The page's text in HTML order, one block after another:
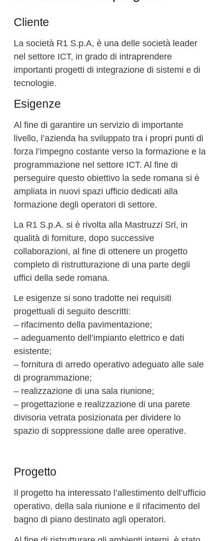
Cliente
La società R1 S.p.A, è una delle società leader
nel settore ICT, in grado di intraprendere
importanti progetti di integrazione di sistemi e di
tecnologie.
Esigenze
Al fine di garantire un servizio di importante
livello, l’azienda ha sviluppato tra i propri punti di
forza l’impegno costante verso la formazione e la
programmazione nel settore ICT. Al fine di
perseguire questo obiettivo la sede romana si è
ampliata in nuovi spazi ufficio dedicati alla
formazione degli operatori di settore.
La R1 S.p.A. si è rivolta alla Mastruzzi Srl, in
qualità di forniture, dopo successive
collaborazioni, al fine di ottenere un progetto
completo di ristrutturazione di una parte degli
uffici della sede romana.
Le esigenze si sono tradotte nei requisiti
progettuali di seguito descritti:
– rifacimento della pavimentazione;
– adeguamento dell’impianto elettrico e dati
esistente;
– fornitura di arredo operativo adeguato alle sale
di programmazione;
– realizzazione di una sala riunione;
– progettazione e realizzazione di una parete
divisoria vetrata posizionata per dividere lo
spazio di soppressione dalle aree operative.
Progetto
Il progetto ha interessato l’allestimento dell’ufficio
operativo, della sala riunione e il rifacimento del
bagno di piano destinato agli operatori.